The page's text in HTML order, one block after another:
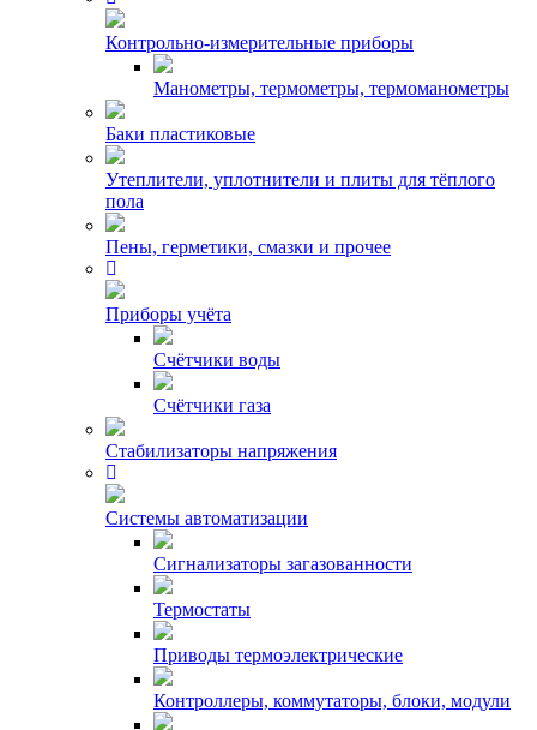
Контрольно-измерительные приборы
Манометры, термометры, термоманометры
Баки пластиковые
Утеплители, уплотнители и плиты для тёплого
пола
Пены, герметики, смазки и прочее
Приборы учёта
Счётчики воды
Счётчики газа
Стабилизаторы напряжения
Системы автоматизации
Сигнализаторы загазованности
Термостаты
Приводы термоэлектрические
Контроллеры, коммутаторы, блоки, модули